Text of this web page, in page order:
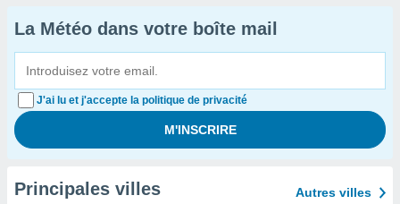
La Météo dans votre boîte mail
J'ai lu et j'accepte la politique de privacité
Principales villes Autres villes